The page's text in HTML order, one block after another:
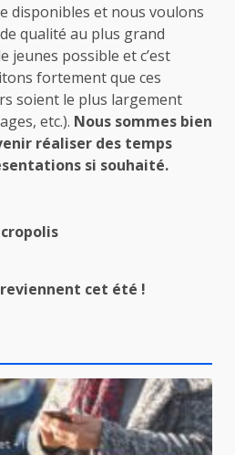
disponibles et nous voulons
qualité au plus grand
jeunes possible et c’est
fortement que ces
soient le plus largement
etc.). Nous sommes bien
réaliser des temps
si souhaité.
cet été !